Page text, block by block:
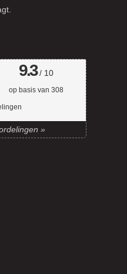
9.3/ 10
op basis van 308
»